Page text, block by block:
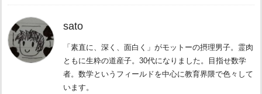
sato
「素直に、深く、面白く」がモットーの摂理男子。霊肉
ともに生粋の道産子。30代になりました。目指せ数学
者。数学というフィールドを中心に教育界隈で色々して
います。